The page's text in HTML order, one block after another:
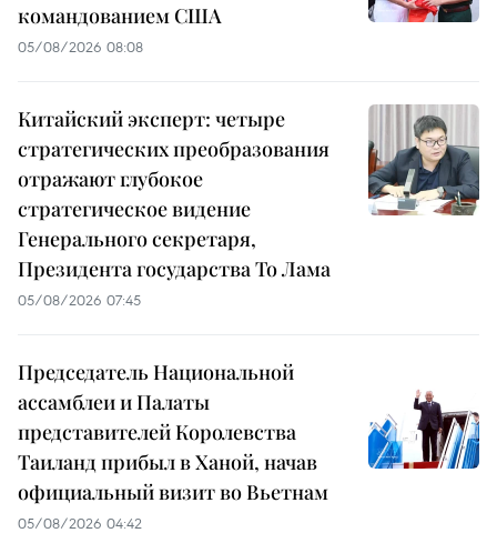
командованием США
05/08/2026 08:08
Китайский эксперт: четыре
стратегических преобразования
отражают глубокое
стратегическое видение
Генерального секретаря,
Президента государства То Лама
05/08/2026 07:45
Председатель Национальной
ассамблеи и Палаты
представителей Королевства
Таиланд прибыл в Ханой, начав
официальный визит во Вьетнам
05/08/2026 04:42